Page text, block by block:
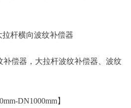
拉杆横向波纹补偿器
补偿器，大拉杆波纹补偿器、波纹
DN1000mm】